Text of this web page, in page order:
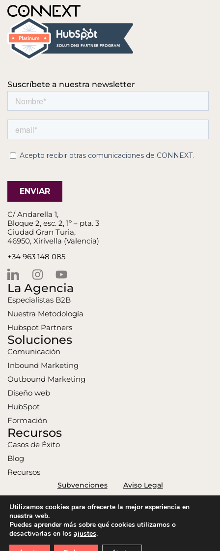
Suscríbete a nuestra newsletter
C/ Andarella 1,
Bloque 2, esc. 2, 1º – pta. 3
Ciudad Gran Turia,
46950, Xirivella (Valencia)
+34 963 148 085
La Agencia
Especialistas B2B
Nuestra Metodología
Hubspot Partners
Soluciones
Comunicación
Inbound Marketing
Outbound Marketing
Diseño web
HubSpot
Formación
Recursos
Casos de Éxito
Blog
Recursos
Connext 2026. Todos los derechos reservados.
Subvenciones
Aviso Legal
Utilizamos cookies para ofrecerte la mejor experiencia en
nuestra web.
Puedes aprender más sobre qué cookies utilizamos o
desactivarlas en los ajustes.